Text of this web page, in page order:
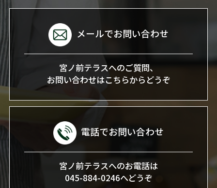
メールでお問い合わせ
宮ノ前テラスへのご質問、
お問い合わせはこちらからどうぞ
電話でお問い合わせ
宮ノ前テラスへのお電話は
045-884-0246へどうぞ